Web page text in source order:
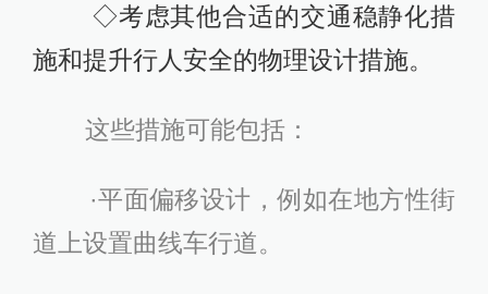
◇考虑其他合适的交通稳静化措
施和提升行人安全的物理设计措施。
这些措施可能包括：
·平面偏移设计，例如在地方性街
道上设置曲线车行道。